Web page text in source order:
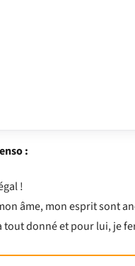
:
!
âme, mon esprit sont
tout donné et pour lui, je